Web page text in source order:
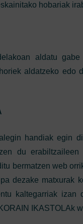
hobariak
aldatu
aldatzeko
handiak egin
du
bermatzen web
dezake matxurak
kaltegarriak
IKASTOLAk